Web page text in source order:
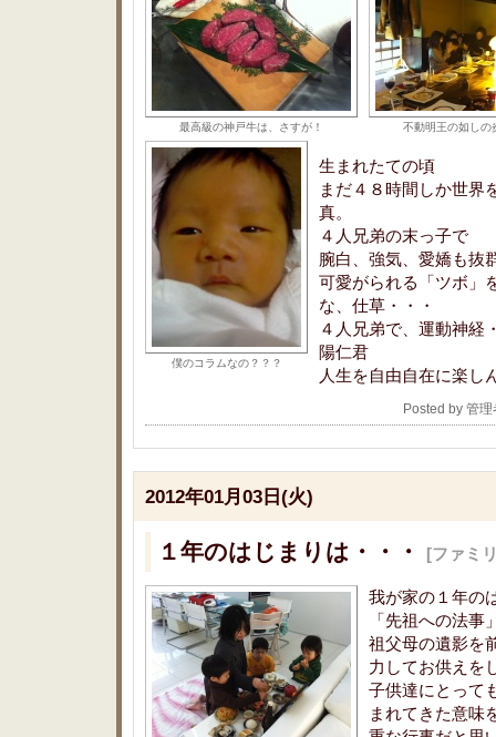
最高級の神戸牛は、さすが！ 不動明王の如しの
僕のコラムなの？？？
生まれたての頃
まだ４８時間しか世界
真。
４人兄弟の末っ子で
腕白、強気、愛嬌も抜
可愛がられる「ツボ」
な、仕草・・・
４人兄弟で、運動神経
陽仁君
人生を自由自在に楽し
Posted by 管
2012年01月03日(火)
１年のはじまりは・・・ [ファミ
我が家の１年の
「先祖への法事
祖父母の遺影を
力してお供えを
子供達にとって
まれてきた意味